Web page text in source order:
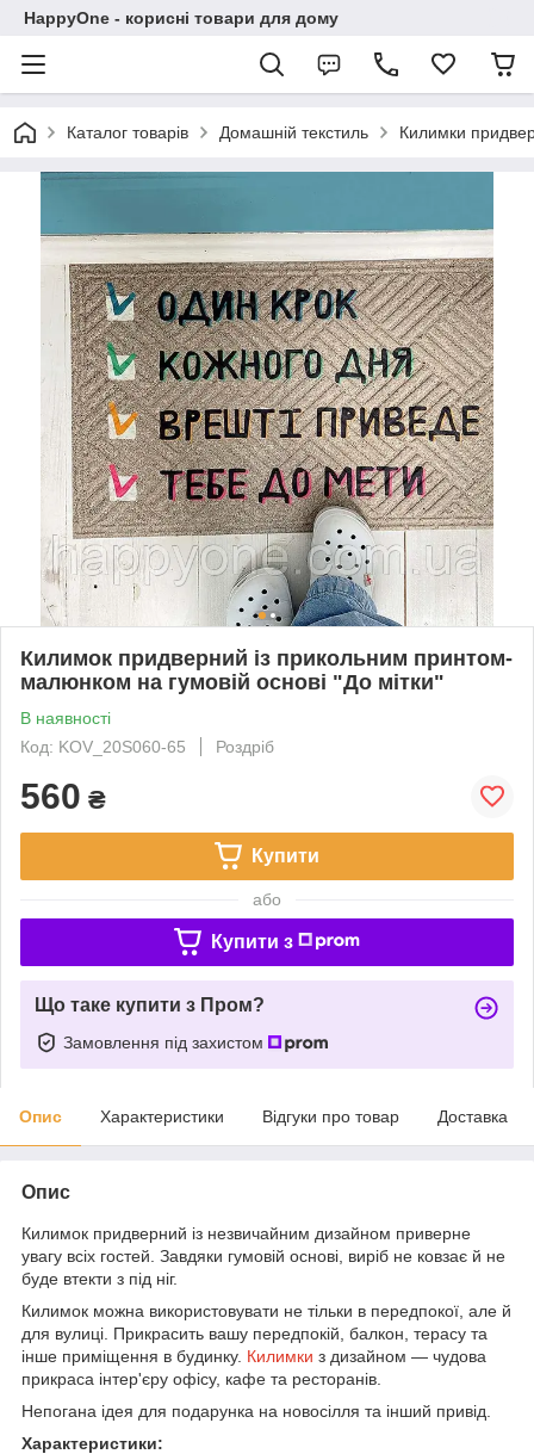
HappyOne - корисні товари для дому
Каталог товарів Домашній текстиль Килимки
Килимок придверний із прикольним принтом-
малюнком на гумовій основі "До мітки"
В наявності
Код: KOV_20S060-65
Роздріб
560 ₴
Купити
або
Купити з
Що таке купити з Пром?
Замовлення під захистом
Опис Характеристики Відгуки про товар Доставка
Опис
Килимок придверний із незвичайним дизайном приверне
увагу всіх гостей. Завдяки гумовій основі, виріб не ковзає й не
буде втекти з під ніг.
Килимок можна використовувати не тільки в передпокої, але й
для вулиці. Прикрасить вашу передпокій, балкон, терасу та
інше приміщення в будинку. Килимки з дизайном — чудова
прикраса інтер'єру офісу, кафе та ресторанів.
Непогана ідея для подарунка на новосілля та інший привід.
Характеристики: